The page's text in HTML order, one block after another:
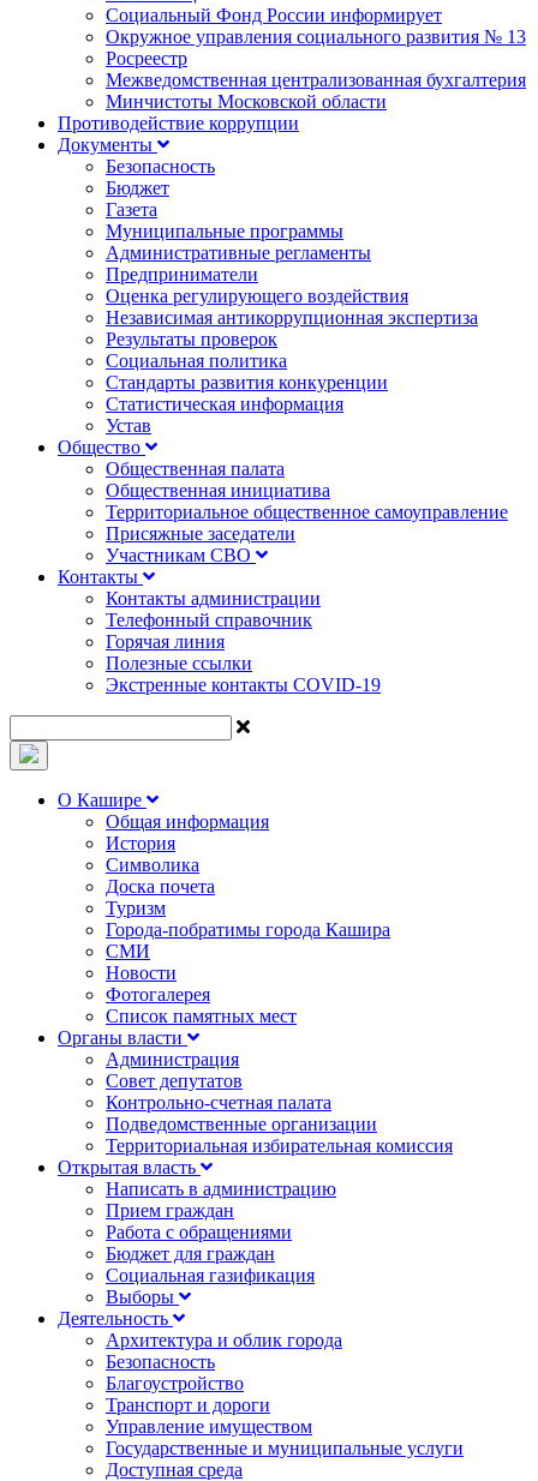
Социальный Фонд России информирует
Окружное управления социального развития № 13
Росреестр
Межведомственная централизованная бухгалтерия
Минчистоты Московской области
Противодействие коррупции
Документы
Безопасность
Бюджет
Газета
Муниципальные программы
Административные регламенты
Предприниматели
Оценка регулирующего воздействия
Независимая антикоррупционная экспертиза
Результаты проверок
Социальная политика
Стандарты развития конкуренции
Статистическая информация
Устав
Общество
Общественная палата
Общественная инициатива
Территориальное общественное самоуправление
Присяжные заседатели
Участникам СВО
Контакты
Контакты администрации
Телефонный справочник
Горячая линия
Полезные ссылки
Экстренные контакты COVID-19
О Кашире
Общая информация
История
Символика
Доска почета
Туризм
Города-побратимы города Кашира
СМИ
Новости
Фотогалерея
Список памятных мест
Органы власти
Администрация
Совет депутатов
Контрольно-счетная палата
Подведомственные организации
Территориальная избирательная комиссия
Открытая власть
Написать в администрацию
Прием граждан
Работа с обращениями
Бюджет для граждан
Социальная газификация
Выборы
Деятельность
Архитектура и облик города
Безопасность
Благоустройство
Транспорт и дороги
Управление имуществом
Государственные и муниципальные услуги
Доступная среда